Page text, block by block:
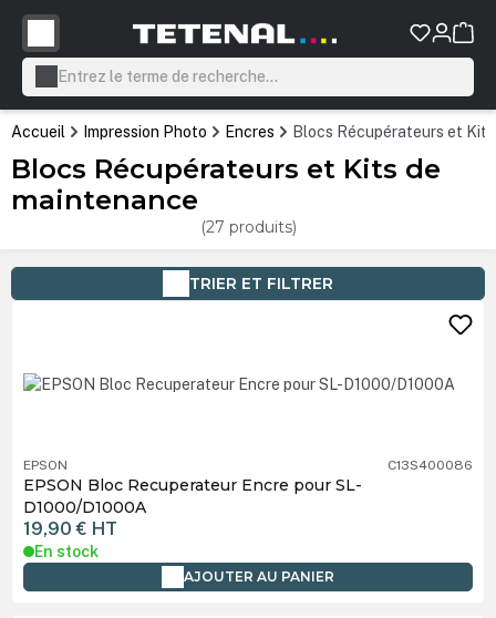
principal
Accueil Impression Photo Encres Blocs Récupérateurs et
Blocs Récupérateurs et Kits de
maintenance
(27 produits)
TRIER ET FILTRER
EPSON C13S400086
EPSON Bloc Recuperateur Encre pour SL-
D1000/D1000A
19,90 € HT
En stock
AJOUTER AU PANIER